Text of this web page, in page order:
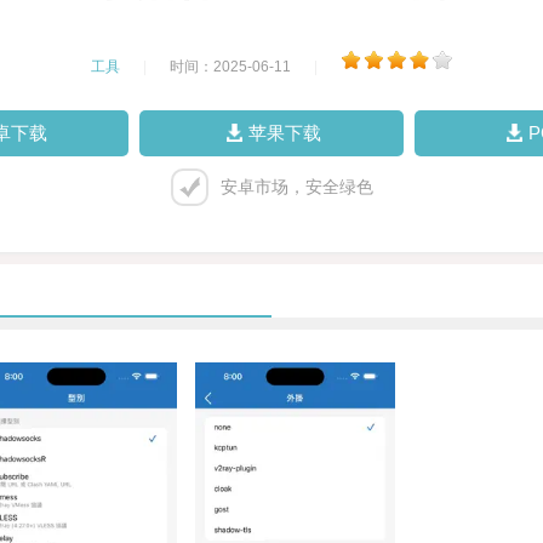
工具 时间：2025-06-11
下载 苹果下载
安卓市场，安全绿色